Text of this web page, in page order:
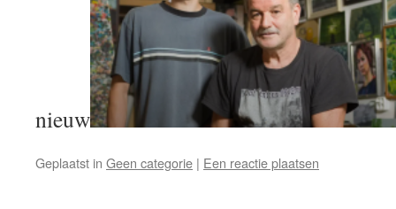
nieuw
Geplaatst in Geen categorie | Een reactie plaatsen